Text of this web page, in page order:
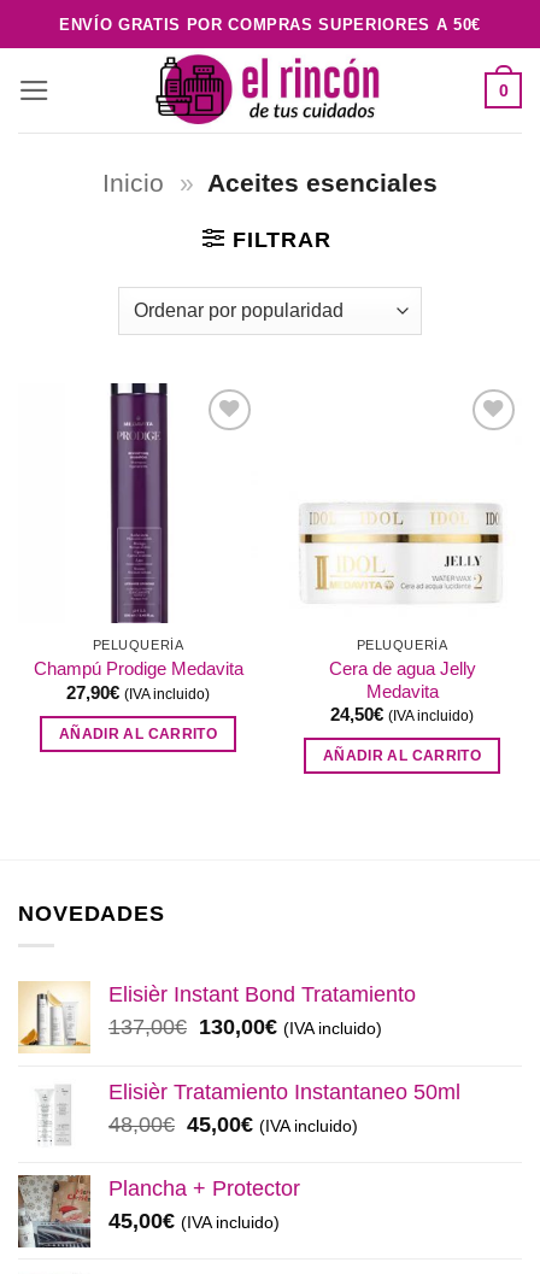
al
contenido
ENVÍO GRATIS POR COMPRAS SUPERIORES A 50€
0
Inicio » Aceites esenciales
FILTRAR
PELUQUERÍA
Champú Prodige Medavita
27,90€ (IVA incluido)
AÑADIR AL CARRITO
deseos
PELUQUERÍA
Cera de agua Jelly
Medavita
24,50€ (IVA incluido)
AÑADIR AL CARRITO
NOVEDADES
Elisièr Instant Bond Tratamiento
137,00€ El
original
137,00€.
130,00€El
actual
130,00€.
(IVA incluido)
Elisièr Tratamiento Instantaneo 50ml
48,00€ El
original
48,00€.
45,00€El
actual
45,00€.
(IVA incluido)
Plancha + Protector
45,00€ (IVA incluido)